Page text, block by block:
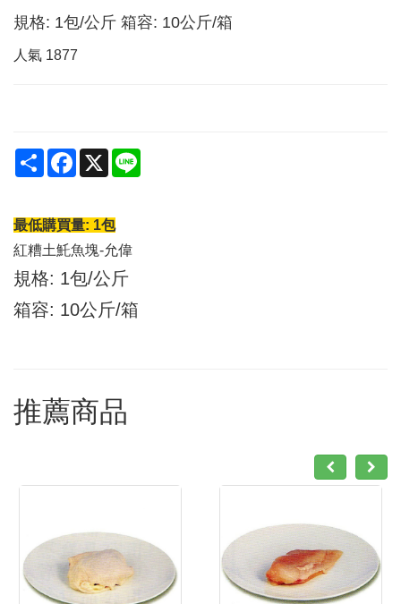
規格: 1包/公斤 箱容: 10公斤/箱
人氣 1877
Share Facebook
X
最低購買量: 1包
紅糟土魠魚塊-允偉
規格: 1包/公斤
箱容: 10公斤/箱
推薦商品